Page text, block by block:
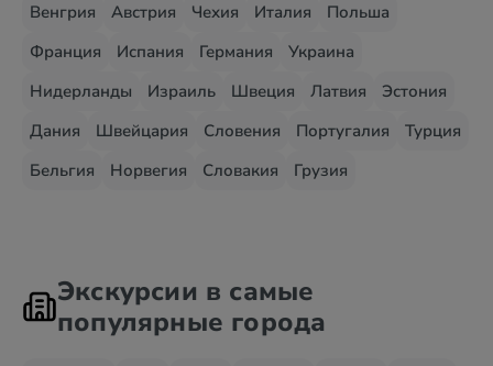
Венгрия Австрия Чехия Италия
Польша
Франция
Испания Германия
Украина
Нидерланды
Израиль Швеция Латвия
Эстония
Дания
Швейцария Словения Португалия
Турция
Бельгия
Норвегия Словакия Грузия
Экскурсии в самые
популярные города